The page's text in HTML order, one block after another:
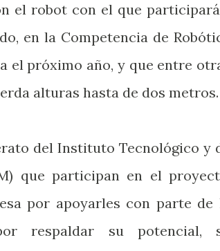
el robot con el que
en la Competencia de
el próximo año, y que entre
alturas hasta de dos metros.
del Instituto Tecnológico y
que participan en el
por apoyarles con parte de
respaldar su potencial,